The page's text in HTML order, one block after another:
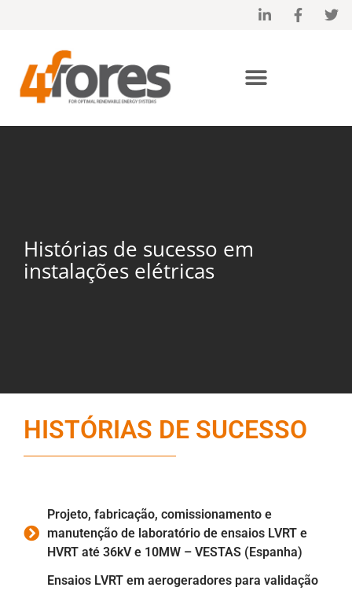
Histórias de sucesso em
instalações elétricas
HISTÓRIAS DE SUCESSO
Projeto, fabricação, comissionamento e
manutenção de laboratório de ensaios LVRT e
HVRT até 36kV e 10MW – VESTAS (Espanha)
Ensaios LVRT em aerogeradores para validação